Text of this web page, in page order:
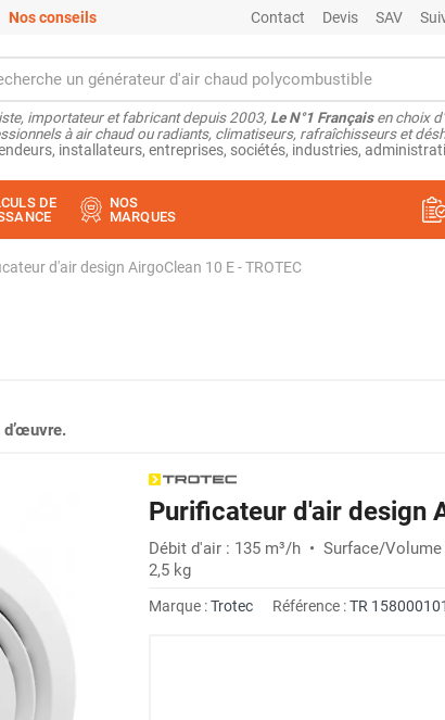
Nos conseils Contact Devis SAV
importateur et fabricant depuis 2003, Le N°1 Françaisen choix
à air chaud ou radiants, climatiseurs, rafraîchisseurs et
installateurs, entreprises, sociétés, industries,
DE
NOS
MARQUES
d'air design AirgoClean 10 E - TROTEC
Purificateur d'air design
Débit d'air : 135 m³/h • Surface/
2,5 kg
Marque :Trotec Référence :TR